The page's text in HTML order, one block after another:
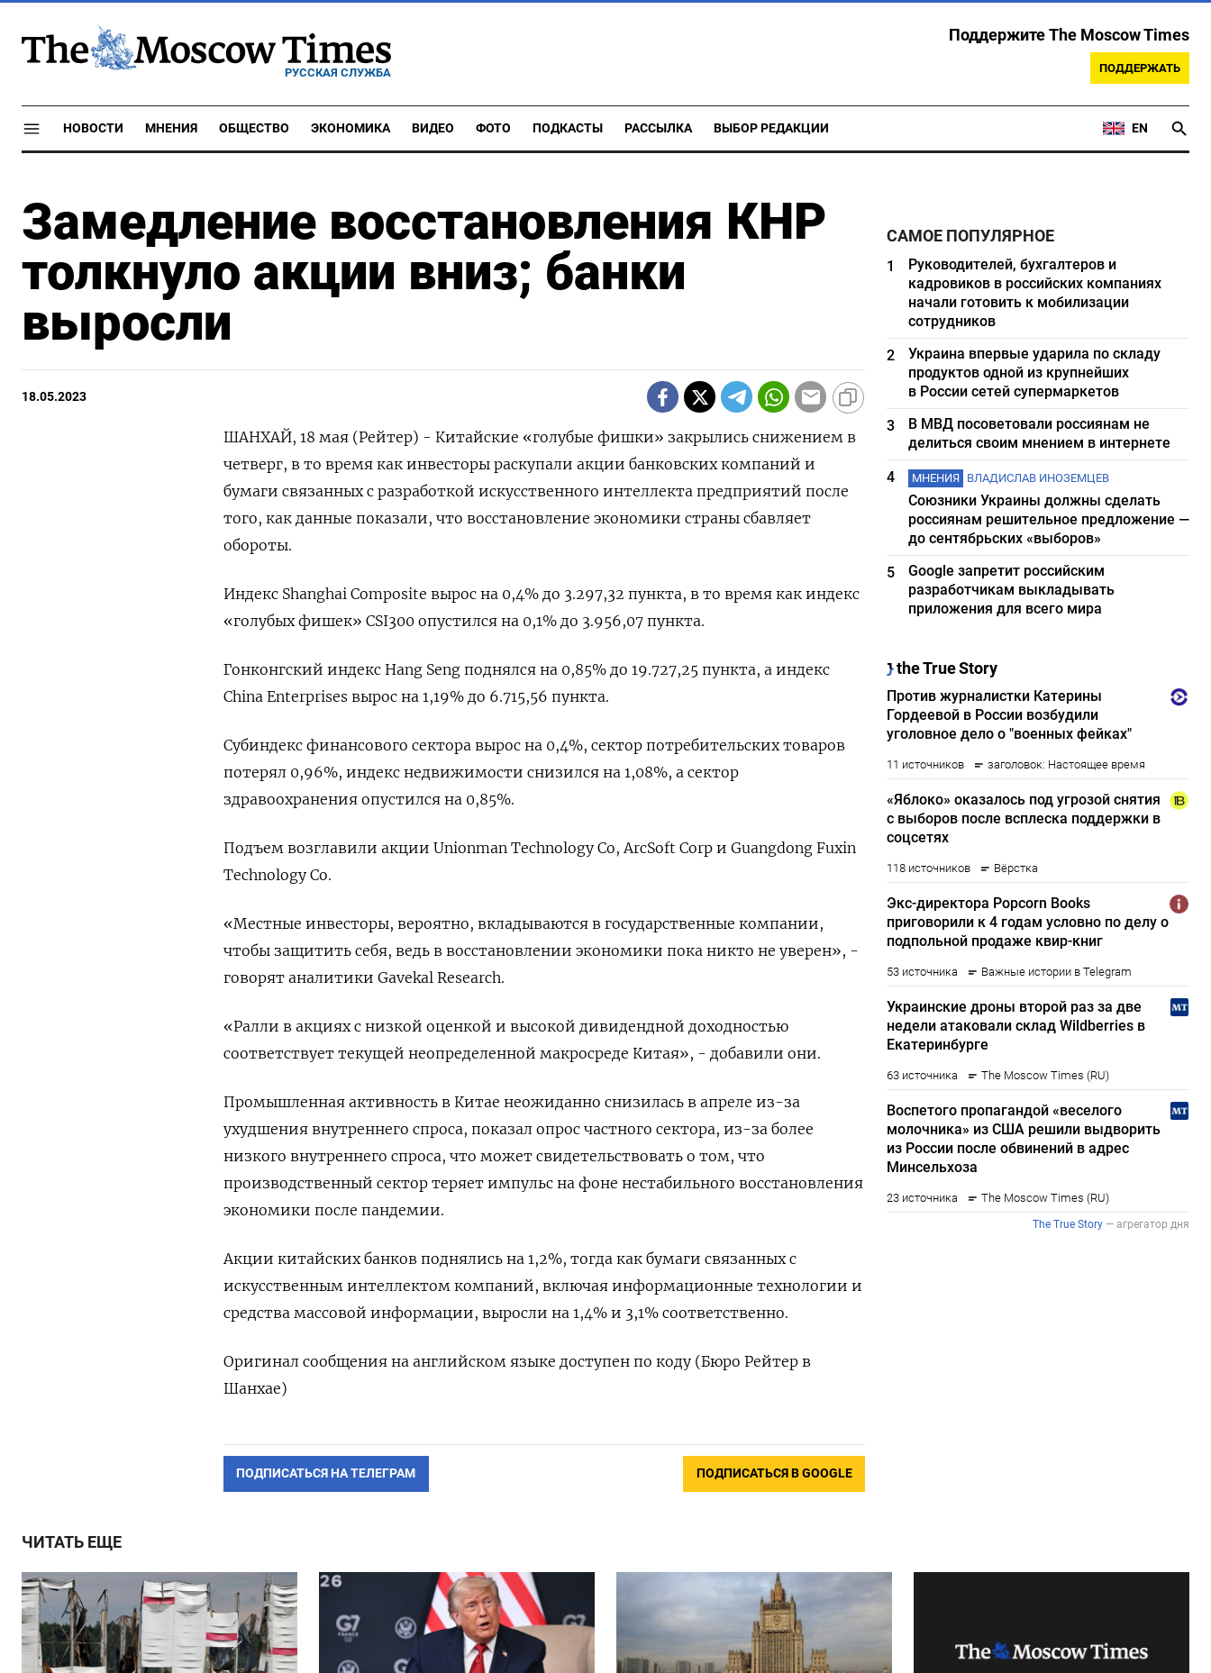
РУССКАЯ СЛУЖБА
Поддержите The Moscow Times
ПОДДЕРЖАТЬ
НОВОСТИ МНЕНИЯ ОБЩЕСТВО ЭКОНОМИКА ВИДЕО ФОТО ПОДКАСТЫ РАССЫЛКА ВЫБОР РЕДАКЦИИ EN
Замедление восстановления КНР
толкнуло акции вниз; банки
выросли
18.05.2023
ШАНХАЙ, 18 мая (Рейтер) - Китайские «голубые фишки» закрылись снижением в
четверг, в то время как инвесторы раскупали акции банковских компаний и
бумаги связанных с разработкой искусственного интеллекта предприятий после
того, как данные показали, что восстановление экономики страны сбавляет
обороты.
Индекс Shanghai Composite вырос на 0,4% до 3.297,32 пункта, в то время как индекс
«голубых фишек» CSI300 опустился на 0,1% до 3.956,07 пункта.
Гонконгский индекс Hang Seng поднялся на 0,85% до 19.727,25​ пункта, а индекс
China Enterprises вырос на 1,19% до 6.715,56 пункта.
Субиндекс финансового сектора вырос на 0,4%, сектор потребительских товаров
потерял 0,96%, индекс недвижимости снизился на 1,08%​, а сектор
здравоохранения опустился на 0,85%.
Подъем возглавили акции Unionman Technology Co, ArcSoft Corp и Guangdong Fuxin
Technology Co.
«Местные инвесторы, вероятно, вкладываются в государственные компании,
чтобы защитить себя, ведь в восстановлении экономики пока никто не уверен», -
говорят аналитики Gavekal Research.
«Ралли в акциях с низкой оценкой и высокой дивидендной доходностью
соответствует текущей неопределенной макросреде Китая», - добавили они.
Промышленная активность в Китае неожиданно снизилась в апреле из-за
ухудшения внутреннего спроса, показал опрос частного сектора, из-за более
низкого внутреннего спроса, что может свидетельствовать о том, что
производственный сектор теряет импульс на фоне нестабильного восстановления
экономики после пандемии.
Акции китайских банков поднялись на 1,2%, тогда как бумаги связанных с
искусственным интеллектом компаний, включая информационные технологии и
средства массовой информации, выросли на 1,4% и 3,1% соответственно.
Оригинал сообщения на английском языке доступен по коду (Бюро Рейтер в
Шанхае)
ПОДПИСАТЬСЯ НА ТЕЛЕГРАМ ПОДПИСАТЬСЯ В GOOGLE
САМОЕ ПОПУЛЯРНОЕ
1
Руководителей, бухгалтеров и
кадровиков в российских компаниях
начали готовить к мобилизации
сотрудников
2
Украина впервые ударила по складу
продуктов одной из крупнейших
в России сетей супермаркетов
3
В МВД посоветовали россиянам не
делиться своим мнением в интернете
4
МНЕНИЯ ВЛАДИСЛАВ ИНОЗЕМЦЕВ
Союзники Украины должны сделать
россиянам решительное предложение —
до сентябрьских «выборов»
5
Google запретит российским
разработчикам выкладывать
приложения для всего мира
ЧИТАТЬ ЕЩЕ